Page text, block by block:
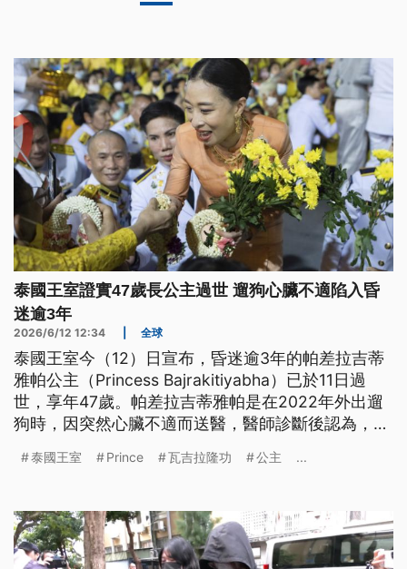
泰國王室證實47歲長公主過世 遛狗心臟不適陷入昏
迷逾3年
2026/6/12 12:34 全球
泰國王室今（12）日宣布，昏迷逾3年的帕差拉吉蒂
雅帕公主（Princess Bajrakitiyabha）已於11日過
世，享年47歲。帕差拉吉蒂雅帕是在2022年外出遛
狗時，因突然心臟不適而送醫，醫師診斷後認為，是
長期昏迷。帕差拉吉蒂雅帕是泰王瓦吉拉隆功的長
泰國王室 Prince 瓦吉拉隆功 公主 ...